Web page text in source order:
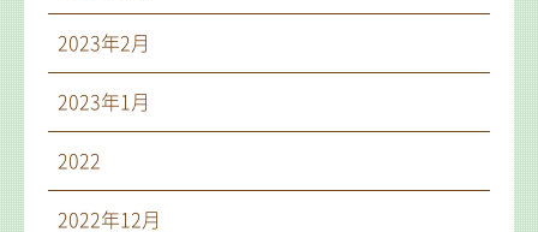
2023年2月
2023年1月
2022
2022年12月